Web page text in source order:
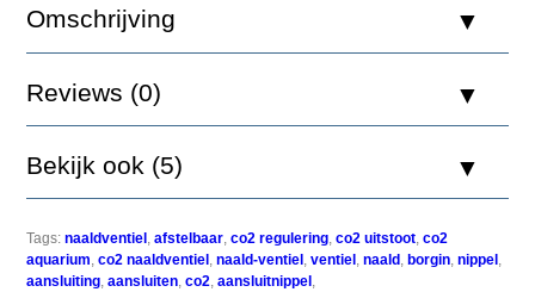
OxyTurbo
aansluitnippel
worden
ter
vervanging
Omschrijving
Reviews (0)
Bekijk ook (5)
Tags: naaldventiel ,afstelbaar,co2 regulering,co2 uitstoot,co2
aquarium,co2 naaldventiel ,naald-ventiel ,ventiel ,naald , borgin,nippel ,
aansluiting,aansluiten,co2,aansluitnippel ,